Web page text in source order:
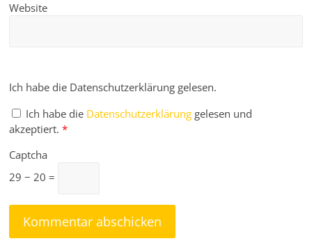
Website
Ich habe die Datenschutzerklärung gelesen.
Ich habe die Datenschutzerklärung gelesen und
akzeptiert. *
Captcha
29 − 20 =